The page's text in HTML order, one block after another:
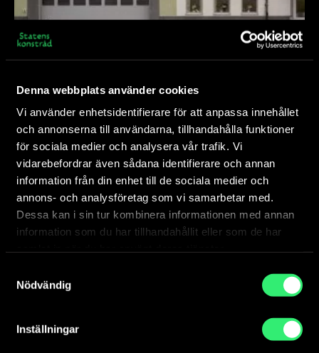
Denna webbplats använder cookies
Vi använder enhetsidentifierare för att anpassa innehållet
och annonserna till användarna, tillhandahålla funktioner
för sociala medier och analysera vår trafik. Vi
vidarebefordrar även sådana identifierare och annan
information från din enhet till de sociala medier och
annons- och analysföretag som vi samarbetar med.
Dessa kan i sin tur kombinera informationen med annan
information som du har tillhandahållit eller som de har
Nödvändig
Inställningar
På den här sidan finns information om hur det går
till när du ansöker om ett permanent verk....